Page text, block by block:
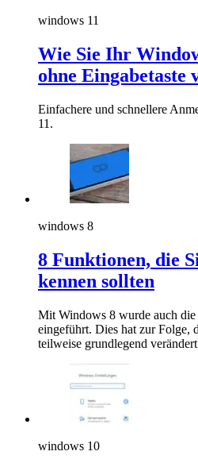
windows 11
Wie Sie Ihr
ohne Eingabetaste
Einfachere und schnellere
11.
windows 8
8 Funktionen, die
kennen sollten
Mit Windows 8 wurde auch
eingeführt. Dies hat zur Folge,
teilweise grundlegend
windows 10